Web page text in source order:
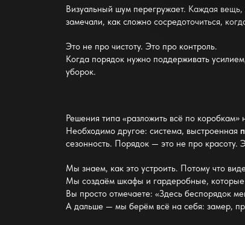
Визуальный шум перегружает. Каждая
замечали, как сложно сосредоточиться,
Это не про чистоту. Это про контроль.
Когда порядок нужно поддерживать усилием
уборок.
Решения типа «разложить всё по
Необходимо другое: система, выстроенная
сезонность. Порядок — это не про красоту.
Мы знаем, как это устроить. Потому что
Мы создаём шкафы и гардеробные,
Вы просто отмечаете: «Здесь беспорядок
А дальше — мы берём всё на себя: замер,